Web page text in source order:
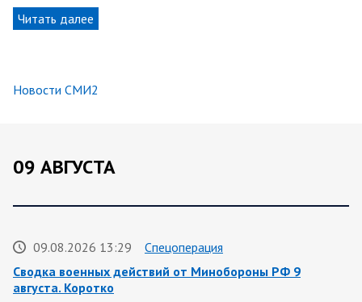
Читать далее
Новости СМИ2
09 АВГУСТА
09.08.2026 13:29
Спецоперация
Сводка военных действий от Минобороны РФ 9
августа. Коротко